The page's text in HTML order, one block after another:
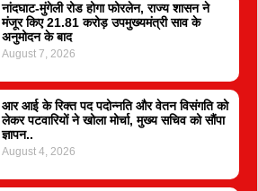
नांदघाट-मुंगेली रोड होगा फोरलेन, राज्य शासन ने
मंजूर किए 21.81 करोड़ उपमुख्यमंत्री साव के
अनुमोदन के बाद
August 7, 2026
आर आई के रिक्त पद पदोन्नति और वेतन विसंगति को
लेकर पटवारियों ने खोला मोर्चा, मुख्य सचिव को सौंपा
ज्ञापन..
August 4, 2026